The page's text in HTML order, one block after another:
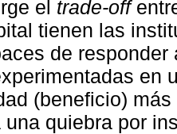
el trade-off
tienen las
de
en
(beneficio)
una quiebra por